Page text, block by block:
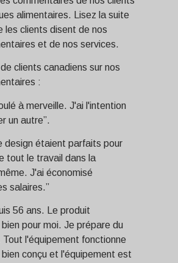
alimentaires. Lisez la suite
les clients disent de nos
et de nos services.
clients canadiens sur nos
:
à merveille. J'ai l'intention
un autre”.
design étaient parfaits pour
tout le travail dans la
J'ai économisé
salaires.”
56 ans. Le produit
pour moi. Je prépare du
Tout l'équipement fonctionne
conçu et l'équipement est